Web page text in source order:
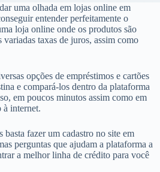
uma olhada em lojas online em
entender perfeitamente o
loja online onde os produtos são
variadas taxas de juros, assim como
opções de empréstimos e cartões
e compará-los dentro da plataforma
em poucos minutos assim como em
à internet.
basta fazer um cadastro no site em
perguntas que ajudam a plataforma a
a melhor linha de crédito para você